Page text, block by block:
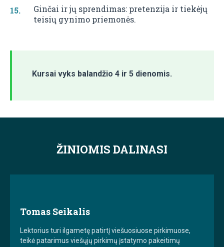
Ginčai ir jų sprendimas: pretenzija ir tiekėjų
teisių gynimo priemonės.
Kursai vyks balandžio 4 ir 5 dienomis.
ŽINIOMIS DALINASI
Tomas Seikalis
Lektorius turi ilgametę patirtį viešuosiuose pirkimuose,
teikė patarimus viešųjų pirkimų įstatymo pakeitimų